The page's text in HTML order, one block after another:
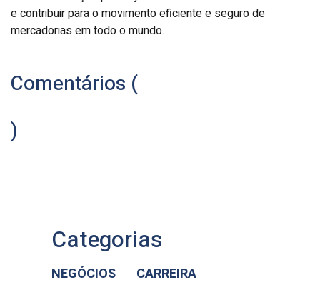
e contribuir para o movimento eficiente e seguro de
mercadorias em todo o mundo.
Comentários (
)
Categorias
NEGÓCIOS
CARREIRA